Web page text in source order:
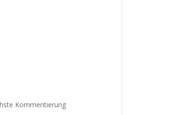
Kommentierung